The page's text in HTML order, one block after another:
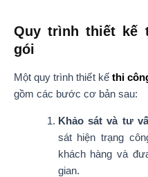
Quy trình thiết kế
gói
Một quy trình thiết kế thi
gồm các bước cơ bản sau:
Khảo sát và tư
sát hiện trạng
khách hàng và
gian.